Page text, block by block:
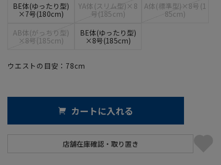
BE体(ゆったり型)
×7号(180cm)
YA体(スリム型)×8
号(185cm)
A体(標準型)×8号(1
85cm)
AB体(がっちり型)
×8号(185cm)
BE体(ゆったり型)
×8号(185cm)
ウエストの目安： 78cm
カートに入れる